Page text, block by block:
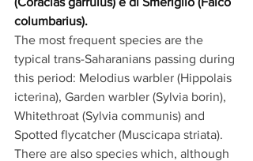
columbarius).
The most frequent species are the
typical trans-Saharanians passing during
this period: Melodius warbler (Hippolais
icterina), Garden warbler (Sylvia borin),
Whitethroat (Sylvia communis) and
Spotted flycatcher (Muscicapa striata).
There are also species which, although